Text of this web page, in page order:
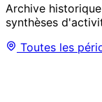
Archive
synthèses
Toutes les